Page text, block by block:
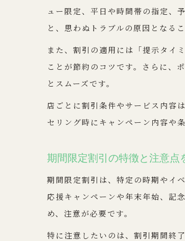
ュー限定、平日や時間帯の指定、
と、思わぬトラブルの原因となる
また、割引の適用には「提示タイ
ことが節約のコツです。さらに、
とスムーズです。
店ごとに割引条件やサービス内容
セリング時にキャンペーン内容や
期間限定割引の特徴と注意点
期間限定割引は、特定の時期やイ
応援キャンペーンや年末年始、記
め、注意が必要です。
特に注意したいのは、割引期間終